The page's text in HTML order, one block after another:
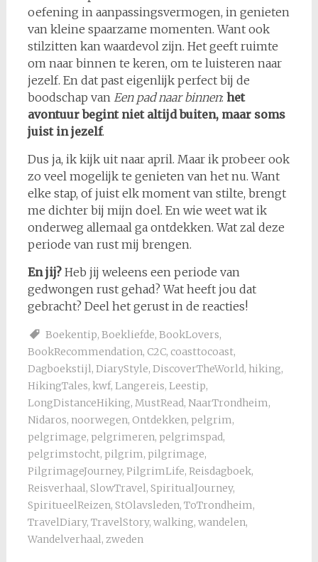
oefening in aanpassingsvermogen, in genieten
van kleine spaarzame momenten. Want ook
stilzitten kan waardevol zijn. Het geeft ruimte
om naar binnen te keren, om te luisteren naar
jezelf. En dat past eigenlijk perfect bij de
boodschap van Een pad naar binnen: het
avontuur begint niet altijd buiten, maar soms
juist in jezelf.
Dus ja, ik kijk uit naar april. Maar ik probeer ook
zo veel mogelijk te genieten van het nu. Want
elke stap, of juist elk moment van stilte, brengt
me dichter bij mijn doel. En wie weet wat ik
onderweg allemaal ga ontdekken. Wat zal deze
periode van rust mij brengen.
En jij?Heb jij weleens een periode van
gedwongen rust gehad? Wat heeft jou dat
gebracht? Deel het gerust in de reacties!
Boekentip, Boekliefde, BookLovers,
BookRecommendation, C2C, coasttocoast,
Dagboekstijl, DiaryStyle, DiscoverTheWorld, hiking,
HikingTales, kwf, Langereis, Leestip,
LongDistanceHiking, MustRead, NaarTrondheim,
Nidaros, noorwegen, Ontdekken, pelgrim,
pelgrimage, pelgrimeren, pelgrimspad,
pelgrimstocht, pilgrim, pilgrimage,
PilgrimageJourney, PilgrimLife, Reisdagboek,
Reisverhaal, SlowTravel, SpiritualJourney,
SpiritueelReizen, StOlavsleden, ToTrondheim,
TravelDiary, TravelStory, walking, wandelen,
Wandelverhaal, zweden